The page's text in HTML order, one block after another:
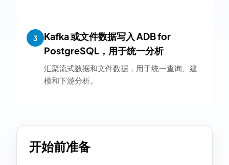
3
Kafka 或文件数据写入 ADB for
PostgreSQL，用于统一分析
汇聚流式数据和文件数据，用于统一查询、建
模和下游分析。
开始前准备